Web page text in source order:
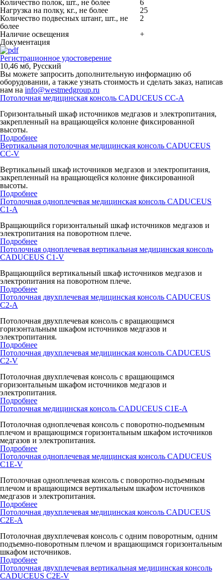
Количество полок, шт., не более
6
Нагрузка на полку, кг., не более
25
Количество подвесных штанг, шт., не
более
2
Наличие освещения
+
Документация
Регистрационное удостоверение
10,46 мб, Русский
Вы можете запросить дополнительную информацию об
оборудовании, а также узнать стоимость и сделать заказ, написав
нам на info@westmedgroup.ru
Потолочная медицинская консоль CADUCEUS CC-A
Горизонтальный шкаф источников медгазов и электропитания,
закрепленный на вращающейся колонне фиксированной
высоты.
Подробнее
Вертикальная потолочная медицинская консоль CADUCEUS
CC-V
Вертикальный шкаф источников медгазов и электропитания,
закрепленный на вращающейся колонне фиксированной
высоты.
Подробнее
Потолочная одноплечевая медицинская консоль CADUCEUS
C1-A
Вращающийся горизонтальный шкаф источников медгазов и
электропитания на поворотном плече.
Подробнее
Потолочная одноплечевая вертикальная медицинская консоль
CADUCEUS C1-V
Вращающийся вертикальный шкаф источников медгазов и
электропитания на поворотном плече.
Подробнее
Потолочная двухплечевая медицинская консоль CADUCEUS
C2-A
Потолочная двухплечевая консоль с вращающимся
горизонтальным шкафом источников медгазов и
электропитания.
Подробнее
Потолочная двухплечевая медицинская консоль CADUCEUS
C2-V
Потолочная двухплечевая консоль с вращающимся
горизонтальным шкафом источников медгазов и
электропитания.
Подробнее
Потолочная медицинская консоль CADUCEUS C1E-A
Потолочная одноплечевая консоль с поворотно-подъемным
плечом и вращающимся горизонтальным шкафом источников
медгазов и электропитания.
Подробнее
Потолочная одноплечевая медицинская консоль CADUCEUS
C1E-V
Потолочная одноплечевая консоль с поворотно-подъемным
плечом и вращающимся вертикальным шкафом источников
медгазов и электропитания.
Подробнее
Потолочная двухплечевая медицинская консоль CADUCEUS
C2E-A
Потолочная двухплечевая консоль с одним поворотным, одним
подъемно-поворотным плечом и вращающимся горизонтальным
шкафом источников.
Подробнее
Потолочная двухплечевая вертикальная медицинская консоль
CADUCEUS C2E-V